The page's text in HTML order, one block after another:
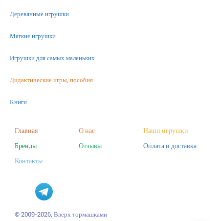
Деревянные игрушки
Мягкие игрушки
Игрушки для самых маленьких
Дидактические игры, пособия
Книги
Фигурки
Наборы для творчества
Пазлы
Главная О нас
Наши игрушки
Бренды
Отзывы
Оплата и доставка
Контакты
© 2009-2026, Вверх тормашками